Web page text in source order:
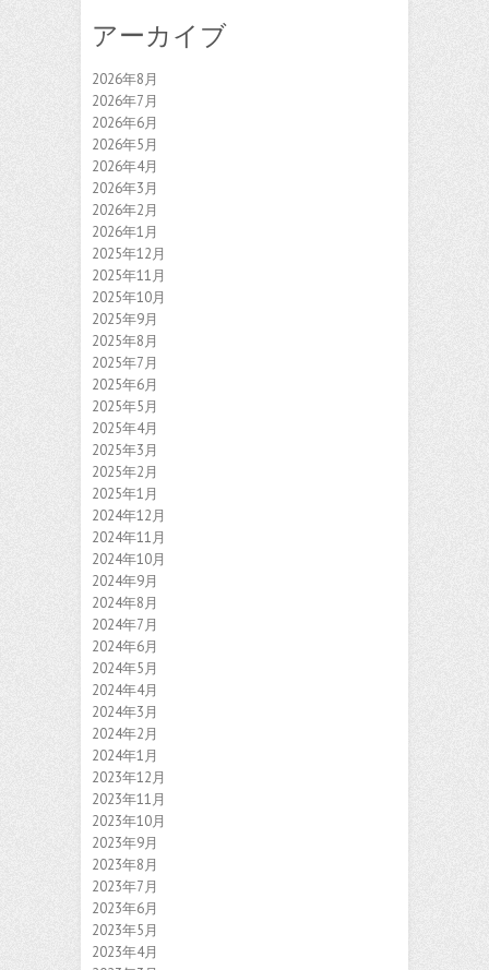
アーカイブ
2026年8月
2026年7月
2026年6月
2026年5月
2026年4月
2026年3月
2026年2月
2026年1月
2025年12月
2025年11月
2025年10月
2025年9月
2025年8月
2025年7月
2025年6月
2025年5月
2025年4月
2025年3月
2025年2月
2025年1月
2024年12月
2024年11月
2024年10月
2024年9月
2024年8月
2024年7月
2024年6月
2024年5月
2024年4月
2024年3月
2024年2月
2024年1月
2023年12月
2023年11月
2023年10月
2023年9月
2023年8月
2023年7月
2023年6月
2023年5月
2023年4月